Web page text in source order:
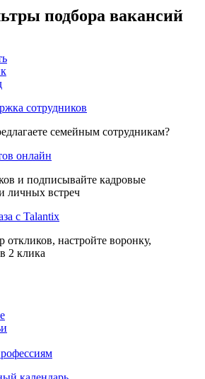
подбора вакансий
сотрудников
семейным сотрудникам?
онлайн
и подписывайте кадровые
личных встреч
с Talantix
откликов, настройте воронку,
2 клика